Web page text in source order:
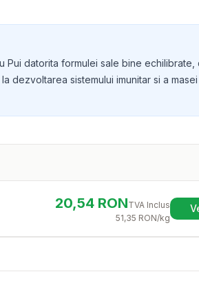
Pui datorita formulei sale bine
dezvoltarea sistemului imunitar si a
20,54 RONTVA Inclus
51,35 RON/kg